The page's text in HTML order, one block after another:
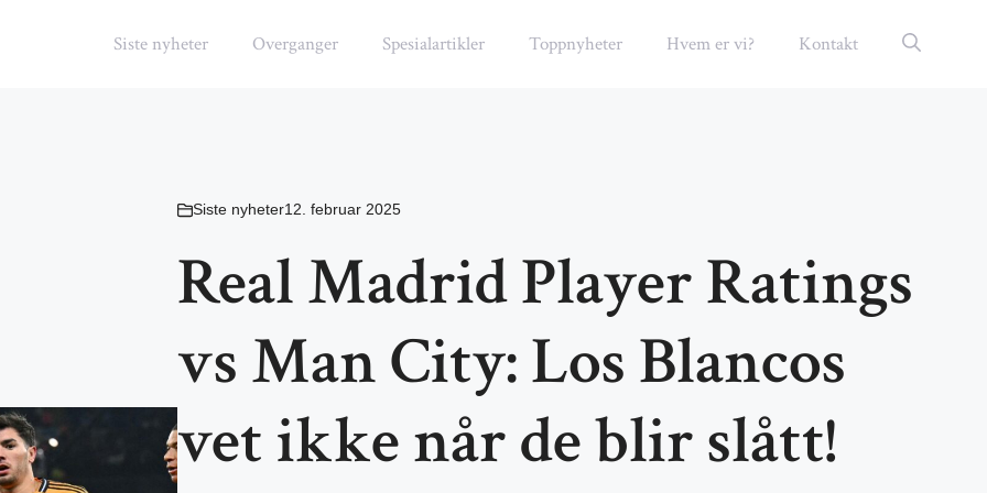
Siste nyheter Overganger Spesialartikler Toppnyheter Hvem er vi? Kontakt
Siste nyheter12. februar 2025
Real Madrid Player Ratings
vs Man City: Los Blancos
vet ikke når de blir slått!